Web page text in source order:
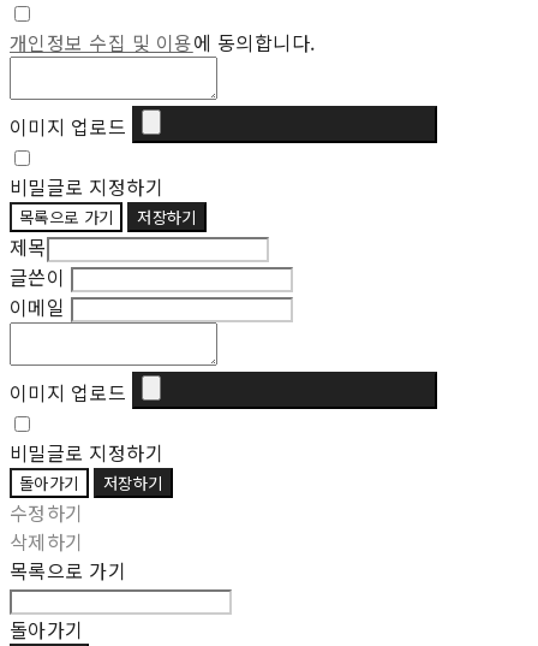
개인정보 수집 및 이용에 동의합니다.
이미지 업로드
비밀글로 지정하기
목록으로 가기 저장하기
제목
글쓴이
이메일
이미지 업로드
비밀글로 지정하기
돌아가기 저장하기
수정하기
삭제하기
목록으로 가기
돌아가기